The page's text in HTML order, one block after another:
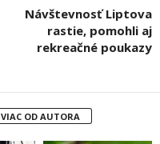
Návštevnosť Liptova
rastie, pomohli aj
rekreačné poukazy
VIAC OD AUTORA